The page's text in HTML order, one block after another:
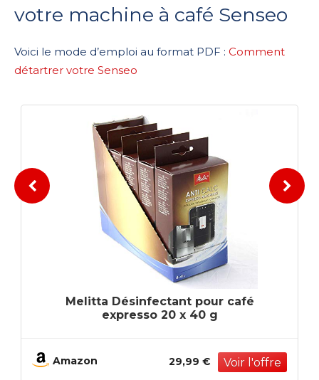
votre machine à café Senseo
Voici le mode d’emploi au format PDF : Comment
détartrer votre Senseo
Melitta Désinfectant pour café
expresso 20 x 40 g
Amazon 29,99 €